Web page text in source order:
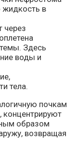
жидкость в
через
Здесь
воды и
тела.
почкам
концентрируют
образом
возвращая